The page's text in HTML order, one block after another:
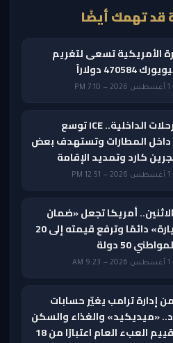
تهمك أيضًا
الأمريكية تسعى لتغريم
دولاراً
حتى في الرحلات الداخلية.. ICE توسع
داخل المطارات وتستهدف بعض
كارد وتمديد الإقامة
أمريكا تجعل «ضمان
تأشيرة الزيارة» دائمًا وترفع قيمته إلى 20
50 دولة
إدارة ترامب يغيّر حسابات
«ميديكيد» والغذاء والسكن
قد تدخل تقييم العبء العام اعتبارًا من 18